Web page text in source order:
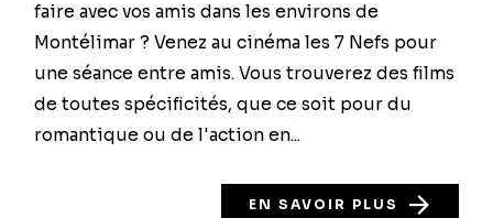
faire avec vos amis dans les environs de
Montélimar ? Venez au cinéma les 7 Nefs pour
une séance entre amis. Vous trouverez des films
de toutes spécificités, que ce soit pour du
romantique ou de l'action en...
EN SAVOIR PLUS